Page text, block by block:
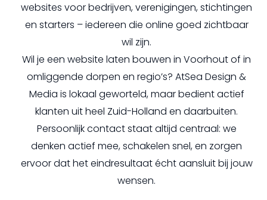
websites voor bedrijven, verenigingen, stichtingen
en starters – iedereen die online goed zichtbaar
wil zijn.
Wil je een website laten bouwen in Voorhout of in
omliggende dorpen en regio’s? AtSea Design &
Media is lokaal geworteld, maar bedient actief
klanten uit heel Zuid-Holland en daarbuiten.
Persoonlijk contact staat altijd centraal: we
denken actief mee, schakelen snel, en zorgen
ervoor dat het eindresultaat écht aansluit bij jouw
wensen.